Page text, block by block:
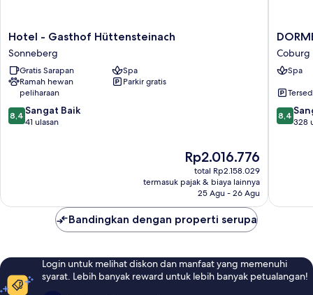
Hotel
-
Gasthof
Hüttensteinach
Sonneberg
Hotel - Gasthof Hüttensteinach
Sonneberg
Gratis Sarapan
Spa
Ramah hewan
peliharaan
Parkir gratis
8.4
dari
8,4 Sangat Baik
41 ulasan
Harga
sekarang
Rp2.016.776
Rp2.016.776
total Rp2.158.029
termasuk pajak & biaya lainnya
25 Agu - 26 Agu
Hotel
Coburg
Coburg
Coburg
Spa
8.4
dari
8,4
328
Bandingkan dengan properti serupa
Login untuk melihat diskon dan manfaat yang memenuhi
syarat. Lebih banyak reward untuk lebih banyak petualangan!